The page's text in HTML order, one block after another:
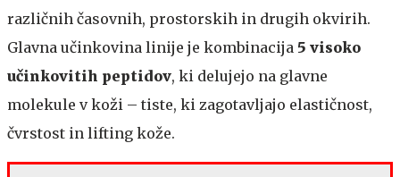
različnih časovnih, prostorskih in drugih okvirih.
Glavna učinkovina linije je kombinacija 5 visoko
učinkovitih peptidov, ki delujejo na glavne
molekule v koži – tiste, ki zagotavljajo elastičnost,
čvrstost in lifting kože.